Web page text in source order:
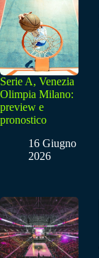
Serie A, Venezia
Olimpia Milano:
preview e
pronostico
16 Giugno
2026